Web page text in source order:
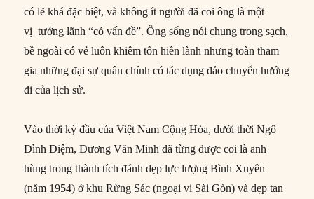
có lẽ khá đặc biệt, và không ít người đã coi ông là một
vị tướng lãnh “có vấn đề”. Ông sống nói chung trong sạch,
bề ngoài có vẻ luôn khiêm tốn hiền lành nhưng toàn tham
gia những đại sự quân chính có tác dụng đảo chuyển hướng
đi của lịch sử.
Vào thời kỳ đầu của Việt Nam Cộng Hòa, dưới thời Ngô
Đình Diệm, Dương Văn Minh đã từng được coi là anh
hùng trong thành tích đánh dẹp lực lượng Bình Xuyên
(năm 1954) ở khu Rừng Sác (ngoại vi Sài Gòn) và dẹp tan